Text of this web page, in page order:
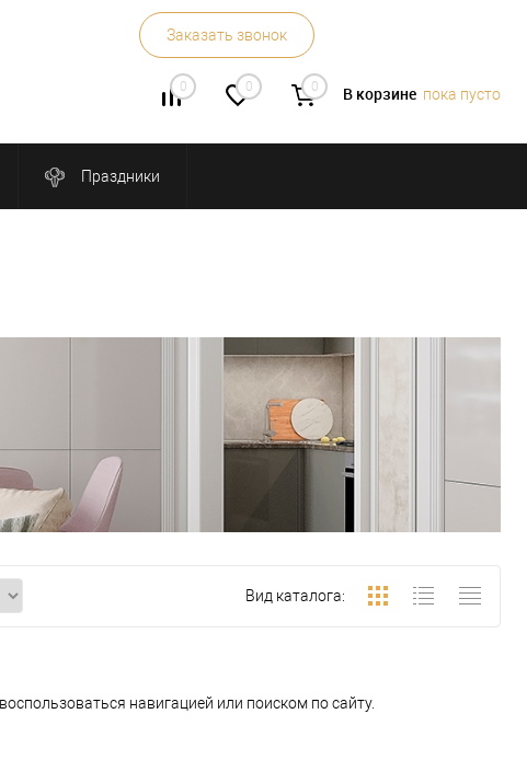
Заказать звонок
0 0 0 В корзине пока пусто
Праздники
Вид каталога:
навигацией или поиском по сайту.